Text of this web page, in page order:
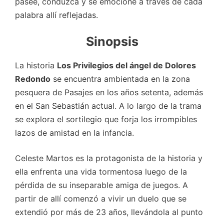
palabra allí reflejadas.
Sinopsis
La historia Los Privilegios del ángel de Dolores
Redondo se encuentra ambientada en la zona
pesquera de Pasajes en los años setenta, además
en el San Sebastián actual. A lo largo de la trama
se explora el sortilegio que forja los irrompibles
lazos de amistad en la infancia.
Celeste Martos es la protagonista de la historia y
ella enfrenta una vida tormentosa luego de la
pérdida de su inseparable amiga de juegos. A
partir de allí comenzó a vivir un duelo que se
extendió por más de 23 años, llevándola al punto